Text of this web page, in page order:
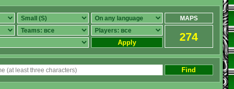
Apply
MAPS
274
Find